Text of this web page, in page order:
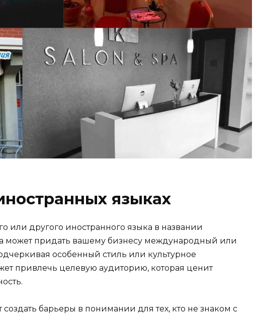
языках
или другого иностранного языка в названии
может придать вашему бизнесу международный или
особенный стиль или культурное
привлечь целевую аудиторию, которая ценит
барьеры в понимании для тех, кто не знаком с